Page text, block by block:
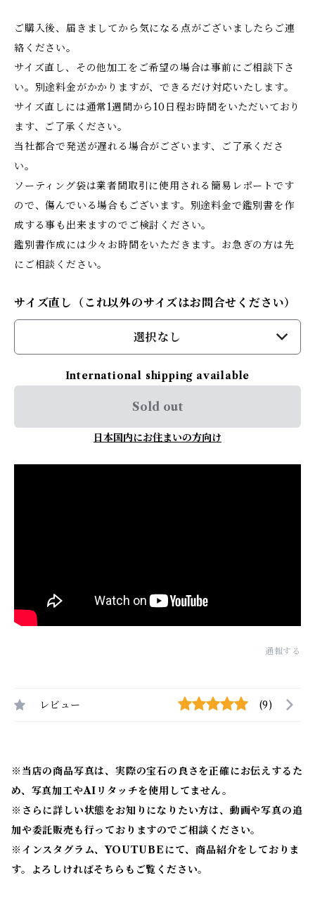
ご購入後、届きましてから気になる点がございましたらご連
絡ください。
サイズ直し、その他加工をご希望の場合は事前にご相談下さ
い。別途料金がかかりますが、できるだけ対応いたします。
サイズ直しには通常1週間から10日程お時間をいただいており
ます、ご了承ください。
当社都合で発送が遅れる場合がございます、ご了承くださ
い。
ソーティング袋は業者間取引に使用される簡易レポートです
ので、傷んでいる場合もございます。別途料金で鑑別書を作
成する事も出来ますのでご検討ください。
鑑別書作成には少々お時間をいただきます。お急ぎの方は先
にご相談ください。
サイズ直し（これ以外のサイズはお問合せください）
選択なし
International shipping available
Sold out
日本国内にお住まいの方向け
通報する
レビュー (9)
※当店の商品写真は、実際の宝石の良さを正確にお伝えするた
め、写真加工やAIリタッチを使用してません。
※ さらに詳しい状態をお知りになりたい方は、動画や写真の追
加や委託販売も行っておりますのでご相談ください。
※ インスタグラム、YOUTUBEにて、商品紹介をしておりま
す。よろしければそちらもご覧ください。